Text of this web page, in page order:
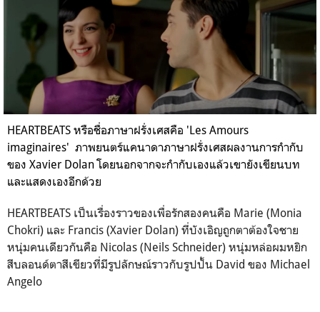
HEARTBEATS หรือชื่อภาษาฝรั่งเศสคือ 'Les Amours
imaginaires' ภาพยนตร์แคนาดาภาษาฝรั่งเศสผลงานการกำกับ
ของ Xavier Dolanโดยนอกจากจะกำกับเองแล้วเขายังเขียนบท
และแสดงเองอีกด้วย
HEARTBEATS เป็นเรื่องราวของเพื่อรักสองคนคือ Marie (Monia
Chokri) และ Francis (Xavier Dolan) ที่บังเอิญถูกตาต้องใจชาย
หนุ่มคนเดียวกันคือ Nicolas (Neils Schneider) หนุ่มหล่อผมหยิก
สีบลอนด์ตาสีเขียวที่มีรูปลักษณ์ราวกับรูปปั้น David ของ Michael
Angelo